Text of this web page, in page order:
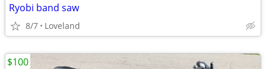
Ryobi band saw
8/7 Loveland
$100